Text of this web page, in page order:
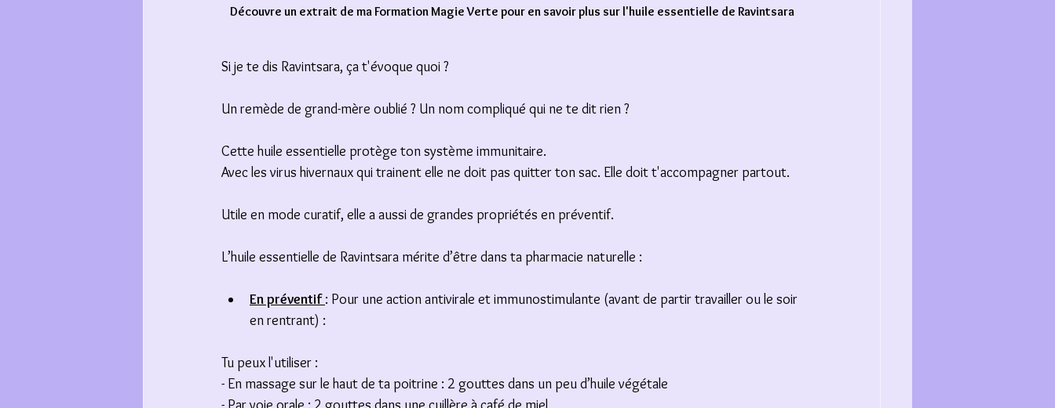
Découvre un extrait de ma Formation Magie Verte pour en savoir plus sur l'huile essentielle de Ravintsara
Si je te dis Ravintsara, ça t'évoque quoi ?
Un remède de grand-mère oublié ? Un nom compliqué qui ne te dit rien ?
Cette huile essentielle protège ton système immunitaire.
Avec les virus hivernaux qui trainent elle ne doit pas quitter ton sac. Elle doit t'accompagner partout.
Utile en mode curatif, elle a aussi de grandes propriétés en préventif.
L’huile essentielle de Ravintsara mérite d’être dans ta pharmacie naturelle :
En préventif : Pour une action antivirale et immunostimulante (avant de partir travailler ou le soir
en rentrant) :
Tu peux l'utiliser :
- En massage sur le haut de ta poitrine : 2 gouttes dans un peu d’huile végétale